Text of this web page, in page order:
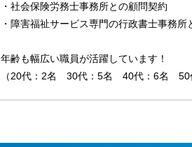
・社会保険労務士事務所との顧問契約
・障害福祉サービス専門の行政書士事務所
年齢も幅広い職員が活躍しています！
（20代：2名 30代：5名 40代：6名 50